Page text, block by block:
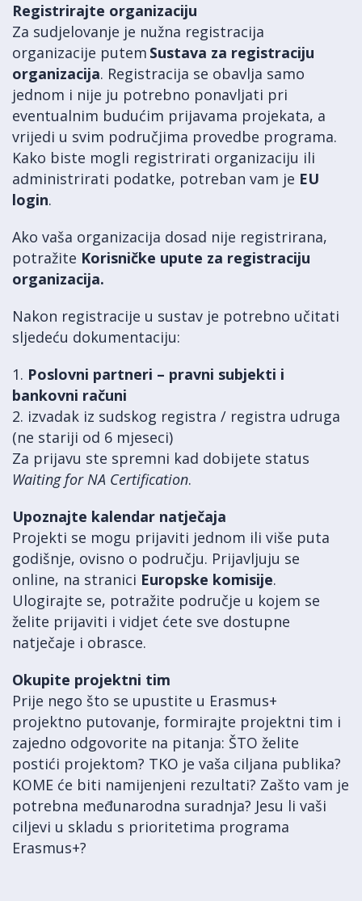
Registrirajte organizaciju
Za sudjelovanje je nužna registracija
organizacije putem Sustava za registraciju
organizacija. Registracija se obavlja samo
jednom i nije ju potrebno ponavljati pri
eventualnim budućim prijavama projekata, a
vrijedi u svim područjima provedbe programa.
Kako biste mogli registrirati organizaciju ili
administrirati podatke, potreban vam je EU
login.
Ako vaša organizacija dosad nije registrirana,
potražite Korisničke upute za registraciju
organizacija.
Nakon registracije u sustav je potrebno učitati
sljedeću dokumentaciju:
1. Poslovni partneri – pravni subjekti i
bankovni računi
2. izvadak iz sudskog registra / registra udruga
(ne stariji od 6 mjeseci)
Za prijavu ste spremni kad dobijete status
Waiting for NA Certification.
Upoznajte kalendar natječaja
Projekti se mogu prijaviti jednom ili više puta
godišnje, ovisno o području. Prijavljuju se
online, na stranici Europske komisije.
Ulogirajte se, potražite područje u kojem se
želite prijaviti i vidjet ćete sve dostupne
natječaje i obrasce.
Okupite projektni tim
Prije nego što se upustite u Erasmus+
projektno putovanje, formirajte projektni tim i
zajedno odgovorite na pitanja: ŠTO želite
postići projektom? TKO je vaša ciljana publika?
KOME će biti namijenjeni rezultati? Zašto vam je
potrebna međunarodna suradnja? Jesu li vaši
ciljevi u skladu s prioritetima programa
Erasmus+?